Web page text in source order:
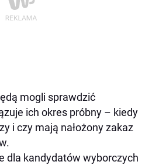
mogli sprawdzić
ich okres próbny – kiedy
i czy mają nałożony zakaz
dla kandydatów wyborczych